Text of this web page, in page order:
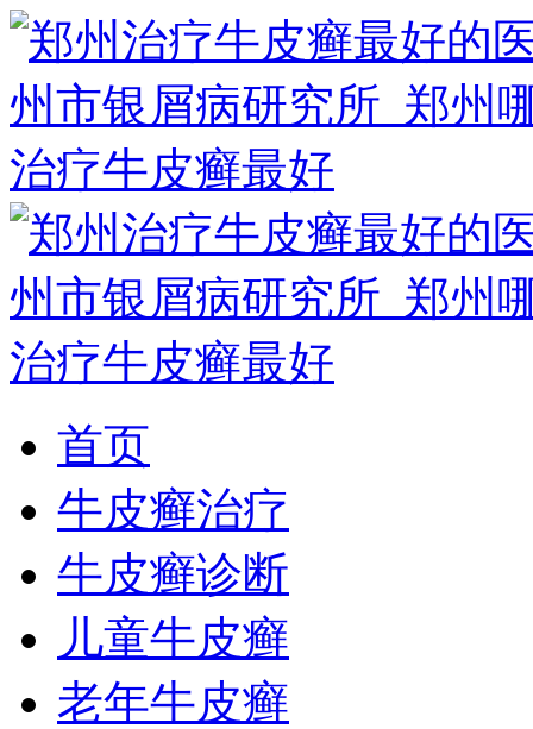
首页
牛皮癣治疗
牛皮癣诊断
儿童牛皮癣
老年牛皮癣